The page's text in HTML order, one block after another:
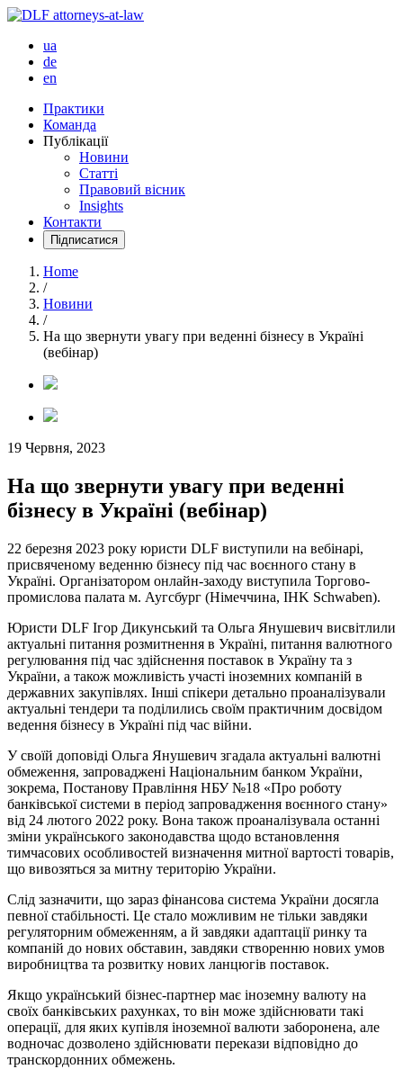
ua
de
en
Практики
Команда
Публікації
Новини
Статті
Правовий вісник
Insights
Контакти
Підписатися
Home
/
Новини
/
На що звернути увагу при веденні бізнесу в Україні
(вебінар)
19 Червня, 2023
На що звернути увагу при веденні
бізнесу в Україні (вебінар)
22 березня 2023 року юристи DLF виступили на вебінарі,
присвяченому веденню бізнесу під час воєнного стану в
Україні. Організатором онлайн-заходу виступила Торгово-
промислова палата м. Аугсбург (Німеччина, IHK Schwaben).
Юристи DLF Ігор Дикунський та Ольга Янушевич висвітлили
актуальні питання розмитнення в Україні, питання валютного
регулювання під час здійснення поставок в Україну та з
України, а також можливість участі іноземних компаній в
державних закупівлях. Інші спікери детально проаналізували
актуальні тендери та поділились своїм практичним досвідом
ведення бізнесу в Україні під час війни.
У своїй доповіді Ольга Янушевич згадала актуальні валютні
обмеження, запроваджені Національним банком України,
зокрема, Постанову Правління НБУ №18 «Про роботу
банківської системи в період запровадження воєнного стану»
від 24 лютого 2022 року. Вона також проаналізувала останні
зміни українського законодавства щодо встановлення
тимчасових особливостей визначення митної вартості товарів,
що вивозяться за митну територію України.
Слід зазначити, що зараз фінансова система України досягла
певної стабільності. Це стало можливим не тільки завдяки
регуляторним обмеженням, а й завдяки адаптації ринку та
компаній до нових обставин, завдяки створенню нових умов
виробництва та розвитку нових ланцюгів поставок.
Якщо український бізнес-партнер має іноземну валюту на
своїх банківських рахунках, то він може здійснювати такі
операції, для яких купівля іноземної валюти заборонена, але
водночас дозволено здійснювати перекази відповідно до
транскордонних обмежень.